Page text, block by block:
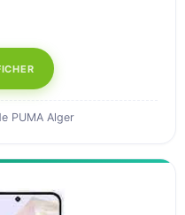
PUMA Alger